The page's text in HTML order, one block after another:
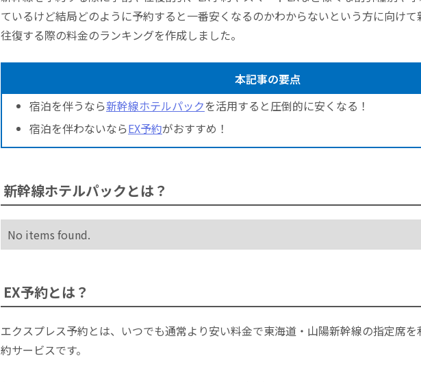
ているけど結局どのように予約すると一番安くなるのかわからないという方に向け
往復する際の料金のランキングを作成しました。
本記事の要点
宿泊を伴うなら新幹線ホテルパックを活用すると圧倒的に安くなる！
宿泊を伴わないならEX予約がおすすめ！
新幹線ホテルパックとは？
No items found.
EX予約とは？
エクスプレス予約とは、いつでも通常より安い料金で東海道・山陽新幹線の指定席
約サービスです。